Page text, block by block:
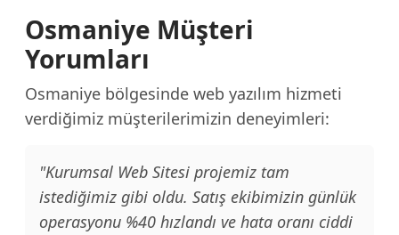
Osmaniye Müşteri
Yorumları
Osmaniye bölgesinde web yazılım hizmeti
verdiğimiz müşterilerimizin deneyimleri:
"Kurumsal Web Sitesi projemiz tam
istediğimiz gibi oldu. Satış ekibimizin günlük
operasyonu %40 hızlandı ve hata oranı ciddi